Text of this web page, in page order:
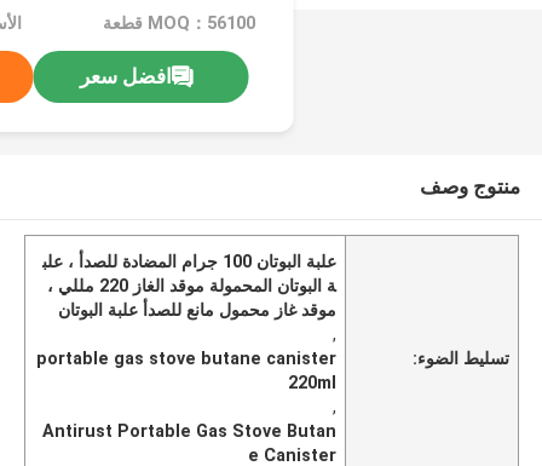
MOQ：56100 قطعة
افضل سعر
منتوج وصف
تسليط الضوء:
علبة البوتان 100 جرام المضادة للصدأ ، علب
ة البوتان المحمولة موقد الغاز 220 مللي ،
موقد غاز محمول مانع للصدأ علبة البوتان
,
portable gas stove butane canister
220ml
,
Antirust Portable Gas Stove Butan
e Canister